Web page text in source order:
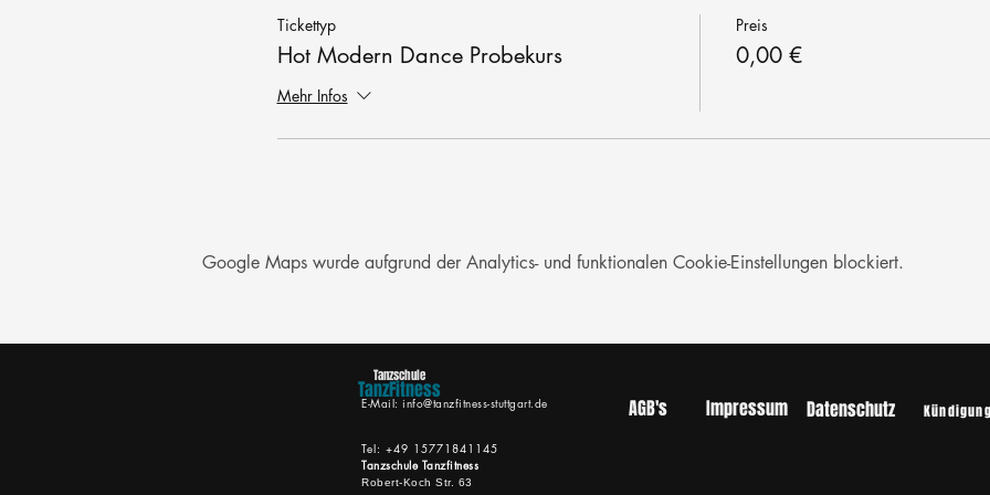
Tickettyp
Hot Modern Dance Probekurs
Mehr Infos
Preis
0,00 €
Google Maps wurde aufgrund der Analytics- und funktionalen Cookie-Einstellungen blockiert.
E-Mail: info@tanzfitness-stuttgart.de
Tanzschule
TanzFitness
AGB's Impressum Datenschutz Kündigung
Tel: +49 15771841145
Tanzschule Tanzfitness
Robert-Koch Str. 63